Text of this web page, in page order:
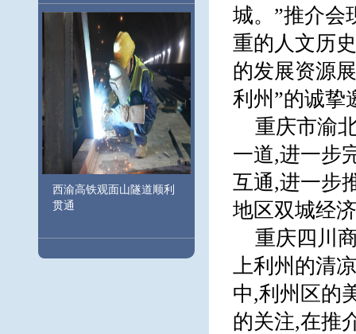
西渝高铁观面山隧道顺利
贯通
城。”推介会
重的人文历
的发展资源
利州”的诚挚
重庆市渝
一道,进一步
互通,进一步
地区双城经
重庆四川
上利州的清
中,利州区的
的关注,在推